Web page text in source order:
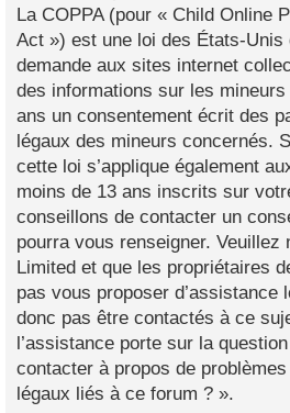
La COPPA (pour « Child Online
Act ») est une loi des États-Unis
demande aux sites internet
des informations sur les
ans un consentement écrit des
légaux des mineurs concernés.
cette loi s’applique également
moins de 13 ans inscrits sur
conseillons de contacter un
pourra vous renseigner. Veuillez
Limited et que les propriétaires
pas vous proposer d’assistance
donc pas être contactés à ce
l’assistance porte sur la
contacter à propos de problèmes
légaux liés à ce forum ? ».